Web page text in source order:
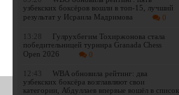
узбекских боксёров вошли в топ-15, лучший
результат у Исраила Мадримова
0
13:28
Гулрухбегим Тохиржонова стала
победительницей турнира Granada Chess
Open 2026
0
12:43
WBA обновила рейтинг: два
узбекских боксёра возглавляют свои
категории, Абдуллаев впервые вошёл в список